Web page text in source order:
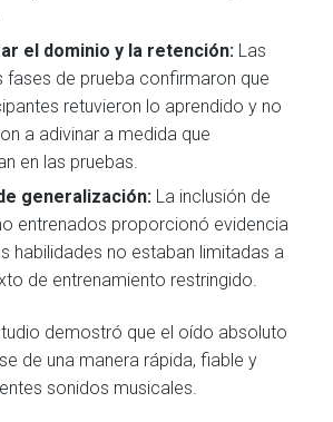
el dominio y la retención: Las
fases de prueba confirmaron que
retuvieron lo aprendido y no
a adivinar a medida que
en las pruebas.
generalización: La inclusión de
entrenados proporcionó evidencia
habilidades no estaban limitadas a
de entrenamiento restringido.
demostró que el oído absoluto
de una manera rápida, fiable y
sonidos musicales.